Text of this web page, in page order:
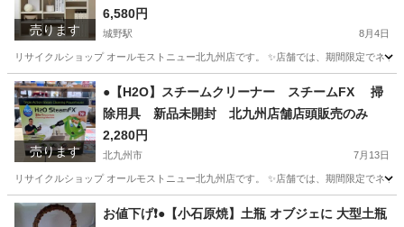
売ります
金、クレジット、スマホ決済対応※
6,580円
城野駅 8月4日
リサイクルショップ オールモストニュー北九州店です。 ✨️店舗では、期間限定でネ
福岡 北九州市 城野駅 収納家具 商品
売ります
●【H2O】スチームクリーナー スチームFX 掃
除用具 新品未開封 北九州店舗店頭販売のみ
2,280円
北九州市 7月13日
リサイクルショップ オールモストニュー北九州店です。 ✨️店舗では、期間限定でネ
福岡 北九州市 掃除用具 商品
お値下げ❗️●【小石原焼】土瓶 オブジェに 大型土瓶